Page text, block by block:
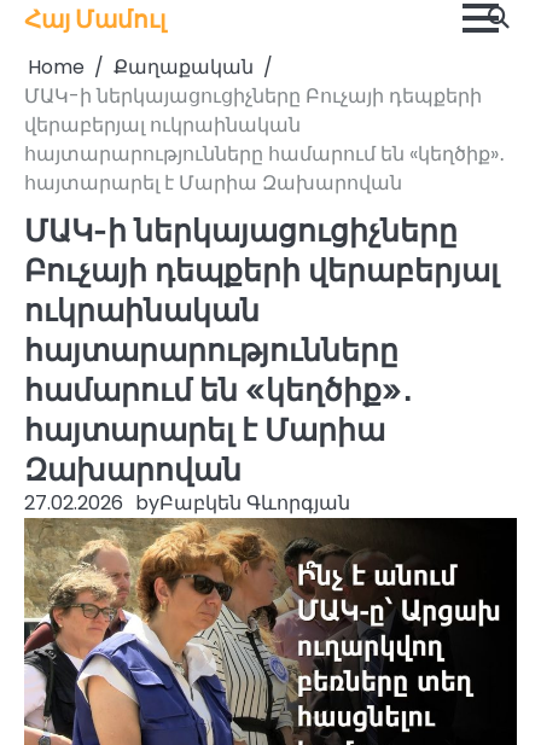
Skip
content
Հայ Մամուլ
Home
Քաղաքական
ՄԱԿ-ի ներկայացուցիչները Բուչայի դեպքերի
վերաբերյալ ուկրաինական
հայտարարությունները համարում են «կեղծիք»․
հայտարարել է Մարիա Զախարովան
ՄԱԿ-ի ներկայացուցիչները
Բուչայի դեպքերի վերաբերյալ
ուկրաինական
հայտարարությունները
համարում են «կեղծիք»․
հայտարարել է Մարիա
Զախարովան
27.02.2026 byԲաբկեն Գևորգյան